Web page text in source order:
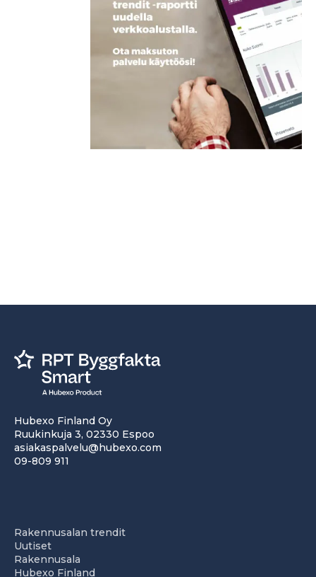
Hubexo Finland Oy
Ruukinkuja 3, 02330 Espoo
asiakaspalvelu@hubexo.com
09-809 911
Rakennusalan trendit
Uutiset
Rakennusala
Hubexo Finland